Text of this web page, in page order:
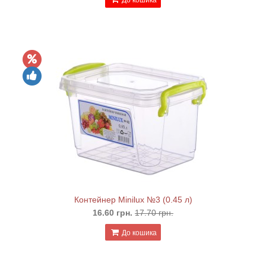
Контейнер Minilux №3 (0.45 л)
16.60 грн. 17.70 грн.
До кошика